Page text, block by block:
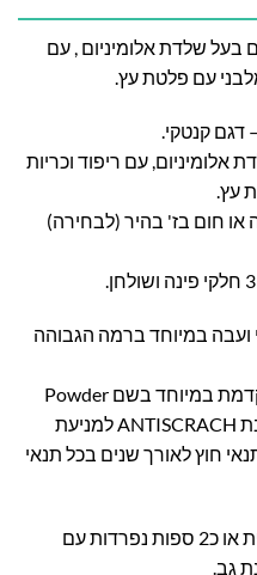
לגינה – 4 חלקים בעל שלדת אלומיניום , עם
מלבני עם פלטת עץ.
דגם קנטקי.
בעל שלדת אלומיניום, עם ריפוד וכריות
עץ.
או חום בז' בהיר (לבחירה)
ועבה במיוחד ברמה הגבוהה
השלדה צבועה בתנור בשיטה מתקדמת במיוחד בשם Powder
Coating בשלוש שכבות (כולל שכבת ANTISCRACH למניעת
חוץ לאורך שנים בכל תנאי
ניתן להציבה כמערכת ישיבה פינתית או כ2 ספות נפרדות עם
גב.